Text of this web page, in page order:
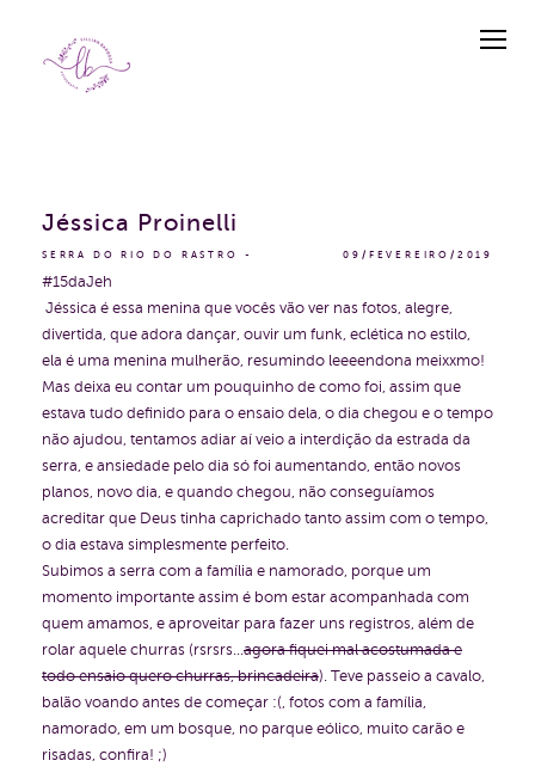
SERRA DO RIO DO RASTRO 09/FEVEREIRO/2019
Jéssica Proinelli
#15daJeh
Jéssica é essa menina que vocês vão ver nas fotos, alegre,
divertida, que adora dançar, ouvir um funk, eclética no estilo,
ela é uma menina mulherão, resumindo leeeendona meixxmo!
Mas deixa eu contar um pouquinho de como foi, assim que
estava tudo definido para o ensaio dela, o dia chegou e o tempo
não ajudou, tentamos adiar aí veio a interdição da estrada da
serra, e ansiedade pelo dia só foi aumentando, então novos
planos, novo dia, e quando chegou, não conseguíamos
acreditar que Deus tinha caprichado tanto assim com o tempo,
o dia estava simplesmente perfeito.
Subimos a serra com a família e namorado, porque um
momento importante assim é bom estar acompanhada com
quem amamos, e aproveitar para fazer uns registros, além de
rolar aquele churras (rsrsrs...agora fiquei mal acostumada e
todo ensaio quero churras, brincadeira). Teve passeio a cavalo,
balão voando antes de começar :(, fotos com a família,
namorado, em um bosque, no parque eólico, muito carão e
risadas, confira! ;)